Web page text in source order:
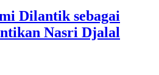
Dilantik sebagai
Nasri Djalal